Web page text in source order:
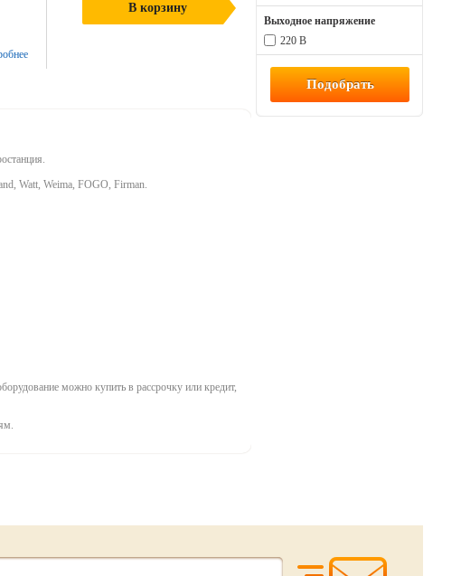
В корзину
Watt, Weima, FOGO, Firman.
можно купить в рассрочку или кредит,
Выходное напряжение
220 В